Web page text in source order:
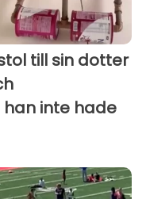
till sin dotter
inte hade